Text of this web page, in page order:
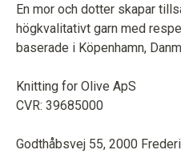
En mor och dotter skapar
högkvalitativt garn med
baserade i Köpenhamn,
Knitting for Olive ApS
CVR: 39685000
Godthåbsvej 55, 2000